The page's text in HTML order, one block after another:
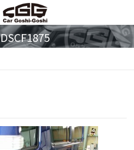
DSCF1875